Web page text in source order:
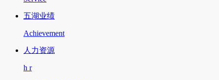
五湖业绩
Achievement
人力资源
h r